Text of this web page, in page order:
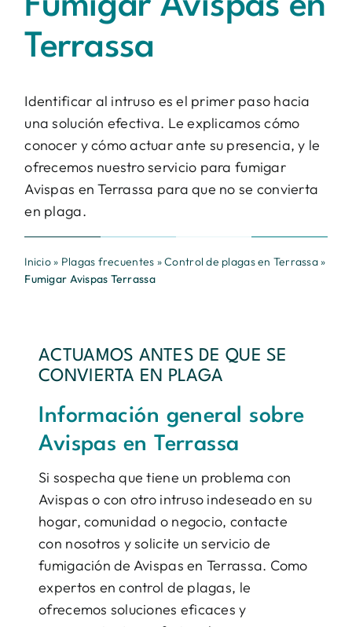
Contacto
BUSCAR:
Terrassa
Identificar al intruso es el primer paso hacia
una solución efectiva. Le explicamos cómo
conocer y cómo actuar ante su presencia, y le
ofrecemos nuestro servicio para fumigar
Avispas en Terrassa para que no se convierta
en plaga.
Inicio» Plagas frecuentes »Control de plagas en Terrassa»
Fumigar Avispas Terrassa
ACTUAMOS ANTES DE QUE SE
CONVIERTA EN PLAGA
Información general sobre
Avispas en Terrassa
Si sospecha que tiene un problema con
Avispas o con otro intruso indeseado en su
hogar, comunidad o negocio, contacte
con nosotros y solicite un servicio de
fumigación de Avispas en Terrassa. Como
expertos en control de plagas, le
ofrecemos soluciones eficaces y